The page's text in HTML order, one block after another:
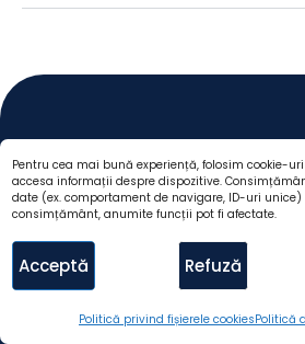
Pentru cea mai bună experiență, folosim cookie-
accesa informații despre dispozitive.
date (ex. comportament de navigare, ID-uri unice)
consimțământ, anumite funcții pot fi afectate.
Acceptă Refuză
Politică privind fișierele cookiesPolitică
Programare